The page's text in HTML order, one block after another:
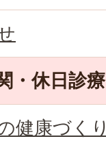
・休日診療
健康づくり